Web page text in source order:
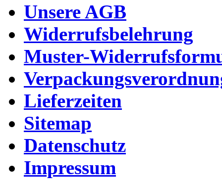
Unsere AGB
Widerrufsbelehrung
Muster-
Lieferzeiten
Sitemap
Datenschutz
Impressum